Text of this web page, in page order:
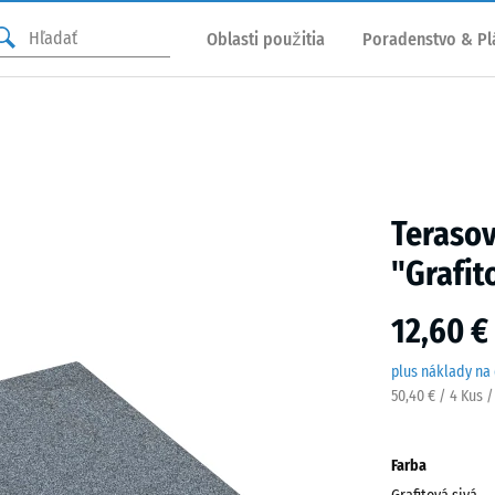
Oblasti použitia Poradenstvo &
12,60
plus náklady na
50,40 € / 4 Kus
Farba